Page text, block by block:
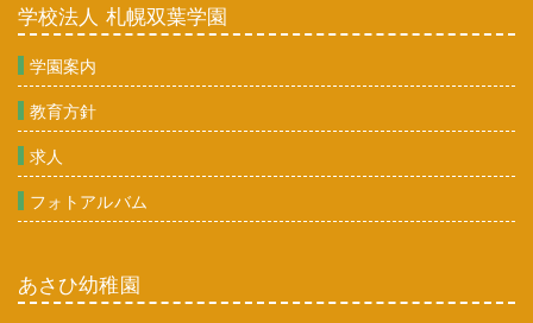
学校法人 札幌双葉学園
学園案内
教育方針
求人
フォトアルバム
あさひ幼稚園